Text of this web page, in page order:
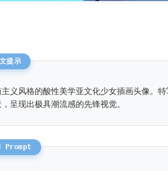
主义风格的酸性美学亚文化少女插画头像。
呈现出极具潮流感的先锋视觉。